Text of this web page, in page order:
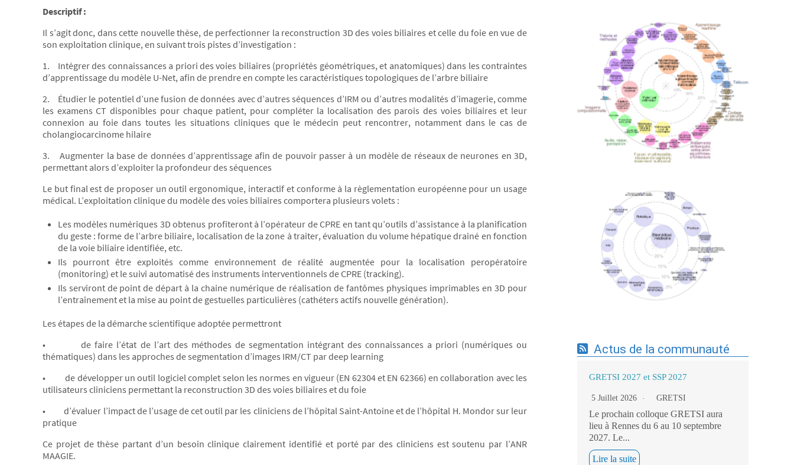
Descriptif :
Il s’agit donc, dans cette nouvelle thèse, de perfectionner la reconstruction 3D des voies biliaires et celle du foie en vue de
son exploitation clinique, en suivant trois pistes d’investigation :
1. Intégrer des connaissances a priori des voies biliaires (propriétés géométriques, et anatomiques) dans les contraintes
d’apprentissage du modèle U-Net, afin de prendre en compte les caractéristiques topologiques de l’arbre biliaire
2. Étudier le potentiel d’une fusion de données avec d’autres séquences d’IRM ou d’autres modalités d’imagerie, comme
les examens CT disponibles pour chaque patient, pour compléter la localisation des parois des voies biliaires et leur
connexion au foie dans toutes les situations cliniques que le médecin peut rencontrer, notamment dans le cas de
cholangiocarcinome hilaire
3. Augmenter la base de données d’apprentissage afin de pouvoir passer à un modèle de réseaux de neurones en 3D,
permettant alors d’exploiter la profondeur des séquences
Le but final est de proposer un outil ergonomique, interactif et conforme à la règlementation européenne pour un usage
médical. L’exploitation clinique du modèle des voies biliaires comportera plusieurs volets :
Les modèles numériques 3D obtenus profiteront à l’opérateur de CPRE en tant qu’outils d’assistance à la planification
du geste : forme de l’arbre biliaire, localisation de la zone à traiter, évaluation du volume hépatique drainé en fonction
de la voie biliaire identifiée, etc.
Ils pourront être exploités comme environnement de réalité augmentée pour la localisation peropératoire
(monitoring) et le suivi automatisé des instruments interventionnels de CPRE (tracking).
Ils serviront de point de départ à la chaine numérique de réalisation de fantômes physiques imprimables en 3D pour
l’entraînement et la mise au point de gestuelles particulières (cathéters actifs nouvelle génération).
Les étapes de la démarche scientifique adoptée permettront
• de faire l’état de l’art des méthodes de segmentation intégrant des connaissances a priori (numériques ou
thématiques) dans les approches de segmentation d’images IRM/CT par deep learning
• de développer un outil logiciel complet selon les normes en vigueur (EN 62304 et EN 62366) en collaboration avec les
utilisateurs cliniciens permettant la reconstruction 3D des voies biliaires et du foie
• d’évaluer l’impact de l’usage de cet outil par les cliniciens de l’hôpital Saint-Antoine et de l’hôpital H. Mondor sur leur
pratique
Ce projet de thèse partant d’un besoin clinique clairement identifié et porté par des cliniciens est soutenu par l’ANR
MAAGIE.
Expertises du GdR - cartographie par Axes
- 19/09/2025
Expertises du GdR - cartographie par mots-
clés applicatifs - 19/09/2025
Actus de la communauté
GRETSI 2027 et SSP 2027
5 Juillet 2026 GRETSI
Le prochain colloque GRETSI aura
lieu à Rennes du 6 au 10 septembre
2027. Le...
Lire la suite